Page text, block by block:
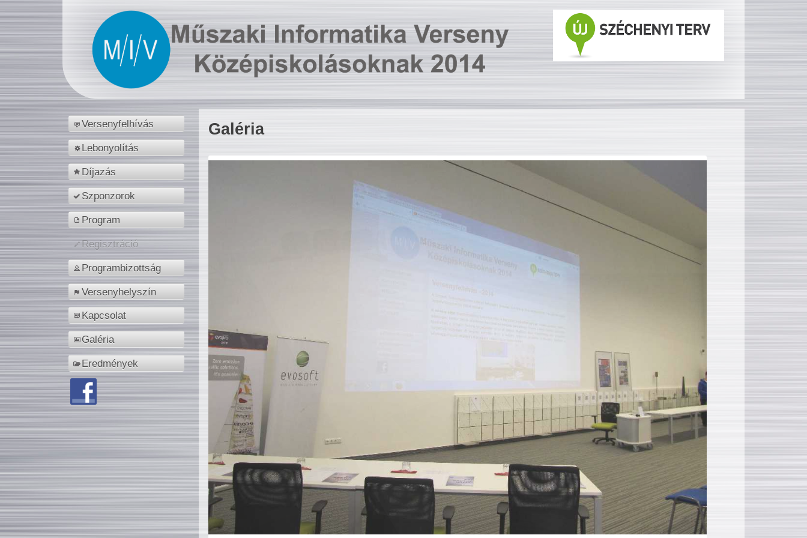
Versenyfelhívás
Lebonyolítás
Díjazás
Szponzorok
Program
Regisztráció
Programbizottság
Versenyhelyszín
Kapcsolat
Galéria
Eredmények
Galéria